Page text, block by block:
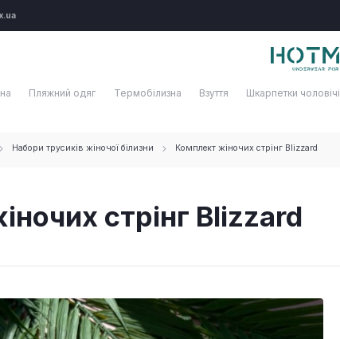
Пляжний одяг Термобілизна Взуття Шкарпетки чоловічі
Набори трусиків жіночої білизни Комплект жіночих стрінг Blizzard
стрінг Blizzard